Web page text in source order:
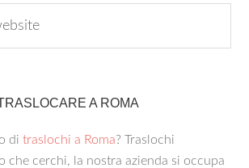
A ROMA
ditraslochi a Roma? Traslochi
che cerchi, la nostra azienda si occupa